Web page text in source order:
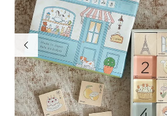
